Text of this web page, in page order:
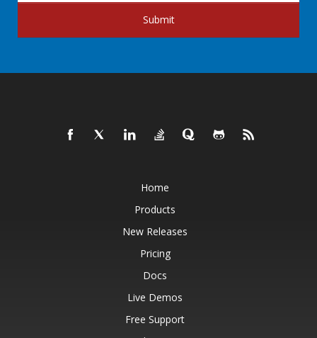
Submit
Home
Products
New Releases
Pricing
Docs
Live Demos
Free Support